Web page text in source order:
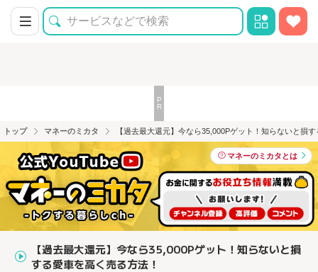
トップ マネーのミカタ 【過去最大還元】今なら35,000Pゲット！知らないと損
マネーのミカタとは
【過去最大還元】今なら35,000Pゲット！知らないと損
する愛車を高く売る方法！